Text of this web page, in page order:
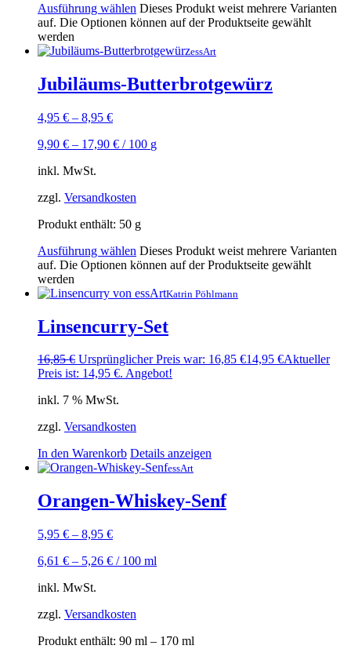
Ausführung wählen Dieses Produkt weist mehrere Varianten
auf. Die Optionen können auf der Produktseite gewählt
werden
essArt
Jubiläums-Butterbrotgewürz
4,95 € – 8,95 €
9,90 € – 17,90 € / 100 g
inkl. MwSt.
zzgl. Versandkosten
Produkt enthält: 50 g
Ausführung wählen Dieses Produkt weist mehrere Varianten
auf. Die Optionen können auf der Produktseite gewählt
werden
Katrin Pöhlmann
Linsencurry-Set
16,85€ Ursprünglicher Preis war: 16,85 €14,95 €Aktueller
Preis ist: 14,95 €. Angebot!
inkl. 7 % MwSt.
zzgl. Versandkosten
In den Warenkorb Details anzeigen
essArt
Orangen-Whiskey-Senf
5,95 € – 8,95 €
6,61 € – 5,26 € / 100 ml
inkl. MwSt.
zzgl. Versandkosten
Produkt enthält: 90 ml – 170 ml